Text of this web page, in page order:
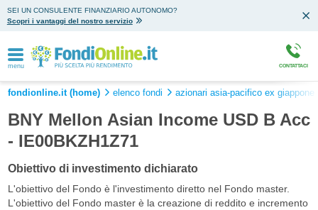
SEI UN CONSULENTE FINANZIARIO AUTONOMO?
Scopri i vantaggi del nostro servizio
menu CONTATTACI
fondionline.it (home) elenco fondi azionari asia-pacifico ex giappone
BNY Mellon Asian Income USD B Acc
- IE00BKZH1Z71
Obiettivo di investimento dichiarato
L'obiettivo del Fondo è l'investimento diretto nel Fondo master.
L'obiettivo del Fondo master è la creazione di reddito e incremento